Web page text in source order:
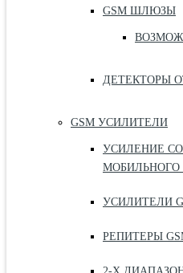
GSM ШЛЮЗЫ
ДЕТЕКТОРЫ
GSM УСИЛИТЕЛИ
УСИЛЕНИЕ
МОБИЛЬНОГО
УСИЛИТЕЛИ
РЕПИТЕРЫ